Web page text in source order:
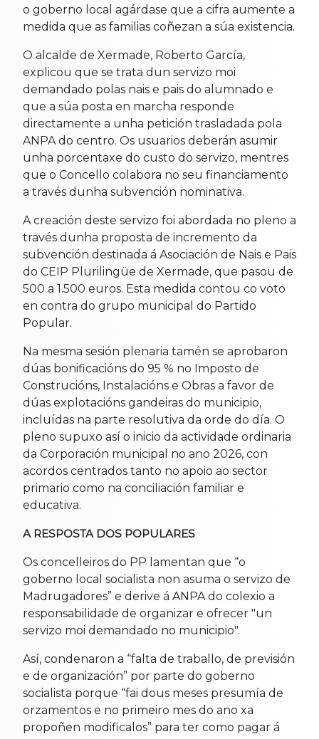
o goberno local agárdase que a cifra aumente a
medida que as familias coñezan a súa existencia.
O alcalde de Xermade, Roberto García,
explicou que se trata dun servizo moi
demandado polas nais e pais do alumnado e
que a súa posta en marcha responde
directamente a unha petición trasladada pola
ANPA do centro. Os usuarios deberán asumir
unha porcentaxe do custo do servizo, mentres
que o Concello colabora no seu financiamento
a través dunha subvención nominativa.
A creación deste servizo foi abordada no pleno a
través dunha proposta de incremento da
subvención destinada á Asociación de Nais e Pais
do CEIP Plurilingüe de Xermade, que pasou de
500 a 1.500 euros. Esta medida contou co voto
en contra do grupo municipal do Partido
Popular.
Na mesma sesión plenaria tamén se aprobaron
dúas bonificacións do 95 % no Imposto de
Construcións, Instalacións e Obras a favor de
dúas explotacións gandeiras do municipio,
incluídas na parte resolutiva da orde do día. O
pleno supuxo así o inicio da actividade ordinaria
da Corporación municipal no ano 2026, con
acordos centrados tanto no apoio ao sector
primario como na conciliación familiar e
educativa.
A RESPOSTA DOS POPULARES
Os concelleiros do PP lamentan que “o
goberno local socialista non asuma o servizo de
Madrugadores” e derive á ANPA do colexio a
responsabilidade de organizar e ofrecer "un
servizo moi demandado no municipio".
Así, condenaron a “falta de traballo, de previsión
e de organización” por parte do goberno
socialista porque “fai dous meses presumía de
orzamentos e no primeiro mes do ano xa
propoñen modificalos” para ter como pagar á